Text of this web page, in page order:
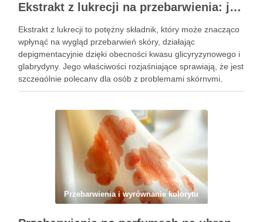
Ekstrakt z lukrecji na przebarwienia: jak działa i kiedy warto go stosować w pielęgnacji skóry
Ekstrakt z lukrecji to potężny składnik, który może znacząco
wpłynąć na wygląd przebarwień skóry, działając
depigmentacyjnie dzięki obecności kwasu glicyryzynowego i
glabrydyny. Jego właściwości rozjaśniające sprawiają, że jest
szczególnie polecany dla osób z problemami skórnymi,
takimi jak przebarwienia czy zmiany potrądzikowe. Warto
Przebarwienia i wyrównanie kolorytu